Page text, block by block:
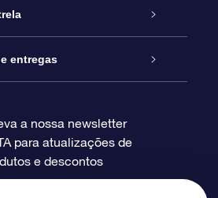
OSR
OSR
personalizada
entregas
pagamento
a nossa newsletter
para atualizações de
e descontos